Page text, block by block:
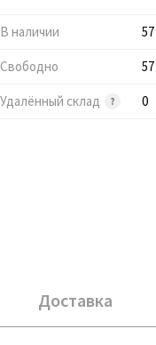
В наличии 57
Свободно 57
Удалённый склад 0
Доставка